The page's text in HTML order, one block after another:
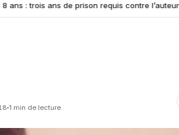
de prison requis contre l’auteur de la vidéo
1 min de lecture